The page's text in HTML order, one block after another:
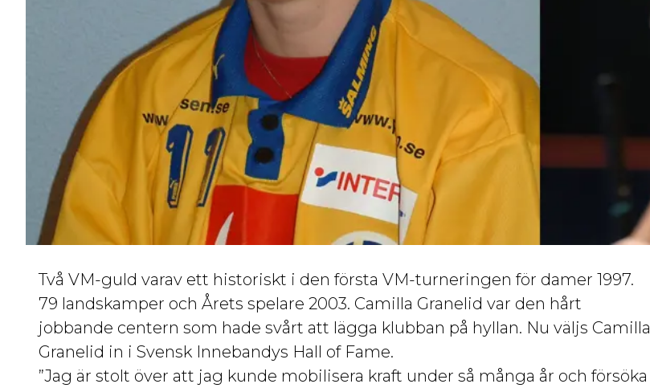
Två VM-guld varav ett historiskt i den första VM-turneringen för damer 1997.
79 landskamper och Årets spelare 2003. Camilla Granelid var den hårt
jobbande centern som hade svårt att lägga klubban på hyllan. Nu väljs Camilla
Granelid in i Svensk Innebandys Hall of Fame.
”Jag är stolt över att jag kunde mobilisera kraft under så många år och försöka